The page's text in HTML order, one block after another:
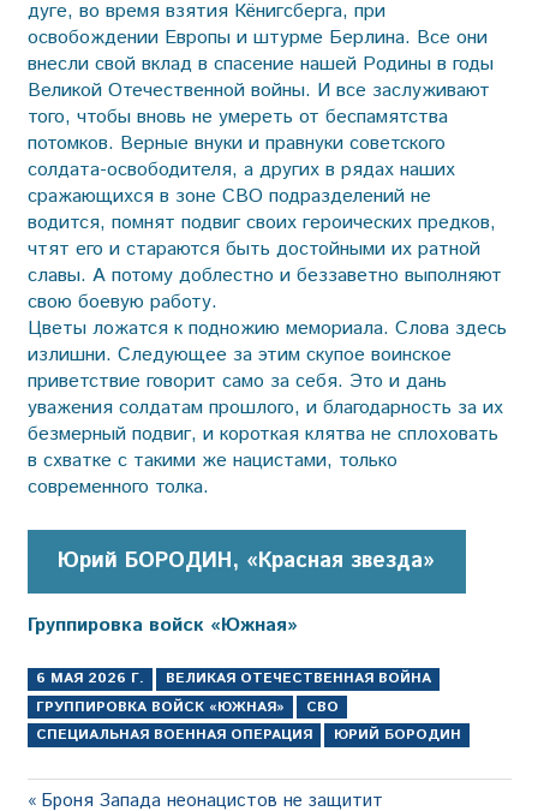
дуге, во время взятия Кёнигсберга, при
освобождении Европы и штурме Берлина. Все они
внесли свой вклад в спасение нашей Родины в годы
Великой Отечественной войны. И все заслуживают
того, чтобы вновь не умереть от беспамятства
потомков. Верные внуки и правнуки советского
солдата-освободителя, а других в рядах наших
сражающихся в зоне СВО подразделений не
водится, помнят подвиг своих героических предков,
чтят его и стараются быть достойными их ратной
славы. А потому доблестно и беззаветно выполняют
свою боевую работу.
Цветы ложатся к подножию мемориала. Слова здесь
излишни. Следующее за этим скупое воинское
приветствие говорит само за себя. Это и дань
уважения солдатам прошлого, и благодарность за их
безмерный подвиг, и короткая клятва не сплоховать
в схватке с такими же нацистами, только
современного толка.
Юрий БОРОДИН, «Красная звезда»
Группировка войск «Южная»
6 МАЯ 2026 Г.
ВЕЛИКАЯ ОТЕЧЕСТВЕННАЯ ВОЙНА
ГРУППИРОВКА ВОЙСК «ЮЖНАЯ»
СВО
СПЕЦИАЛЬНАЯ ВОЕННАЯ ОПЕРАЦИЯ
ЮРИЙ БОРОДИН
Предыдущая
Броня Запада неонацистов не защитит